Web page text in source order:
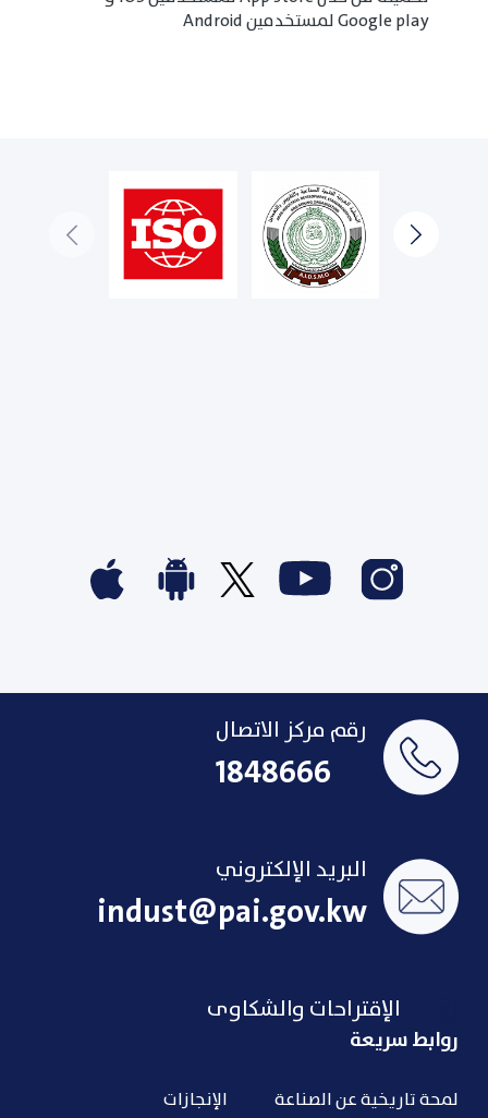
Google play لمستخدمين Android
رقم مركز الاتصال
1848666
البريد الإلكتروني
indust@pai.gov.kw
الإقتراحات والشكاوى
روابط سريعة
لمحة تاريخية عن الصناعة الإنجازات